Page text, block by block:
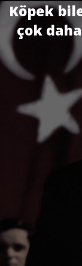
Köpek
çok